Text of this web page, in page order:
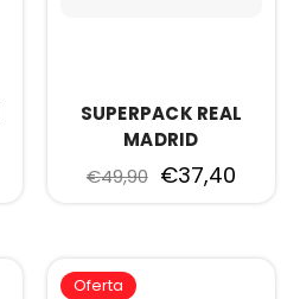
SUPERPACK REAL
MADRID
€49,90 €37,40
Oferta